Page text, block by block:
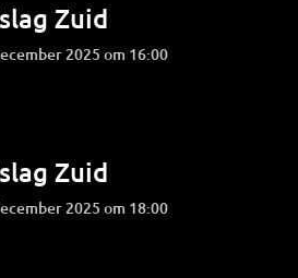
Zuid
2025 om 16:00
Zuid
2025 om 18:00